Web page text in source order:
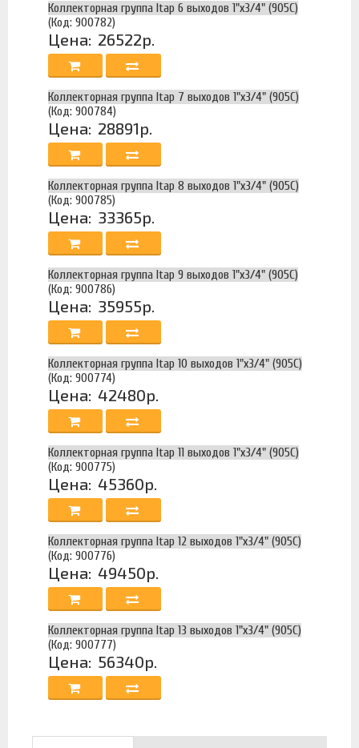
Коллекторная группа Itap 6 выходов 1"х3/4" (905C)
(Код: 900782)
Цена: 26522р.
Коллекторная группа Itap 7 выходов 1"х3/4" (905C)
(Код: 900784)
Цена: 28891р.
Коллекторная группа Itap 8 выходов 1"х3/4" (905C)
(Код: 900785)
Цена: 33365р.
Коллекторная группа Itap 9 выходов 1"х3/4" (905C)
(Код: 900786)
Цена: 35955р.
Коллекторная группа Itap 10 выходов 1"х3/4" (905C)
(Код: 900774)
Цена: 42480р.
Коллекторная группа Itap 11 выходов 1"х3/4" (905C)
(Код: 900775)
Цена: 45360р.
Коллекторная группа Itap 12 выходов 1"х3/4" (905C)
(Код: 900776)
Цена: 49450р.
Коллекторная группа Itap 13 выходов 1"х3/4" (905C)
(Код: 900777)
Цена: 56340р.